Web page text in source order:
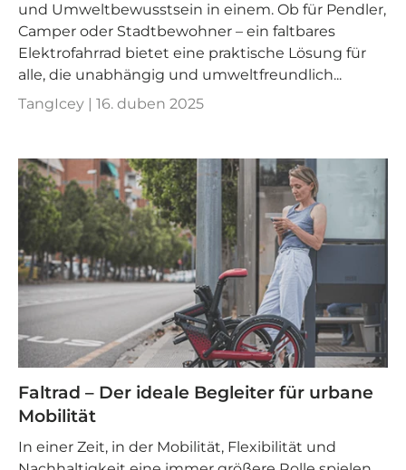
und Umweltbewusstsein in einem. Ob für Pendler,
Camper oder Stadtbewohner – ein faltbares
Elektrofahrrad bietet eine praktische Lösung für
alle, die unabhängig und umweltfreundlich...
TangIcey | 16. duben 2025
Faltrad – Der ideale Begleiter für urbane
Mobilität
In einer Zeit, in der Mobilität, Flexibilität und